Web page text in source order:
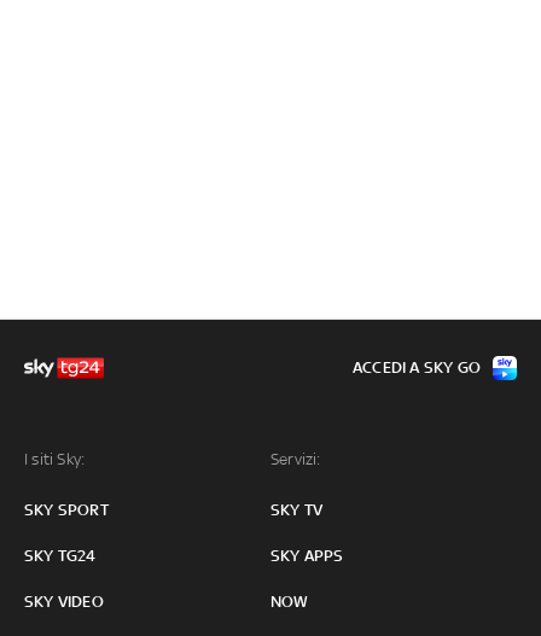
I siti Sky:
SKY SPORT
SKY TG24
SKY VIDEO
Servizi:
SKY TV
SKY APPS
NOW
ACCEDI A SKY GO